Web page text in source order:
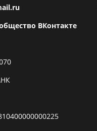
ВКонтакте